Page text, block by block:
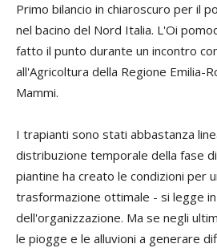
Primo bilancio in chiaroscuro per il
nel bacino del Nord Italia. L'Oi
fatto il punto durante un incontro
all'Agricoltura della Regione Emilia-
Mammi.
I trapianti sono stati abbastanza
distribuzione temporale della fase
piantine ha creato le condizioni per
trasformazione ottimale - si legge
dell'organizzazione. Ma se negli
le piogge e le alluvioni a generare